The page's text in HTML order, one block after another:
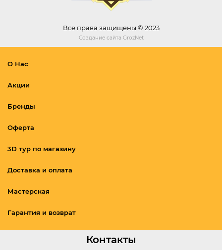
Все права защищены © 2023
Создание сайта GrozNet
О Нас
Акции
Бренды
Оферта
3D тур по магазину
Доставка и оплата
Мастерская
Гарантия и возврат
Контакты